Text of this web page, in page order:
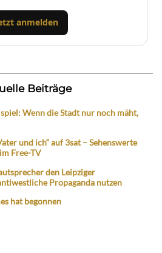
anmelden
Beiträge
Wenn die Stadt nur noch mäht,
und ich“ auf 3sat – Sehenswerte
Free-TV
den Leipziger
Propaganda nutzen
hat begonnen